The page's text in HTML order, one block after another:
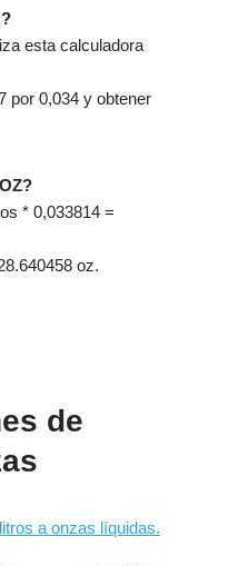
esta calculadora
por 0,034 y obtener
* 0,033814 =
oz.
de
a onzas líquidas.